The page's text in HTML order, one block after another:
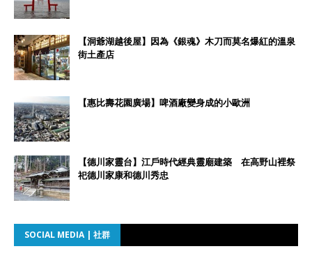
【洞爺湖越後屋】因為《銀魂》木刀而莫名爆紅的溫泉
街土產店
【惠比壽花園廣場】啤酒廠變身成的小歐洲
【德川家靈台】江戶時代經典靈廟建築 在高野山裡祭
祀德川家康和德川秀忠
SOCIAL MEDIA | 社群